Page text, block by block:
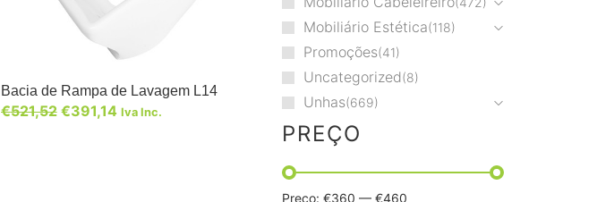
Bacia de Rampa de Lavagem L14
€521,52 €391,14 Iva Inc.
Mobiliário Estética 118
Promoções 41
Uncategorized 8
Unhas 669
PREÇO
Preço:€360 —€460